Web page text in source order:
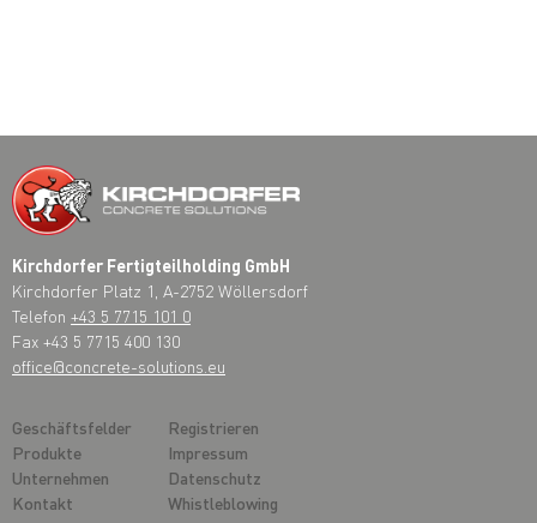
Kirchdorfer Fertigteilholding GmbH
Kirchdorfer Platz 1, A-2752 Wöllersdorf
Telefon +43 5 7715 101 0
Fax +43 5 7715 400 130
office@concrete-solutions.eu
Geschäftsfelder
Produkte
Unternehmen
Kontakt
Registrieren
Impressum
Datenschutz
Whistleblowing